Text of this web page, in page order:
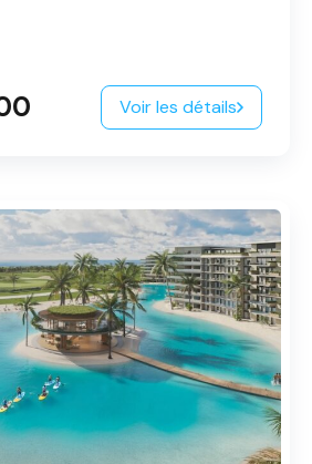
Voir les détails